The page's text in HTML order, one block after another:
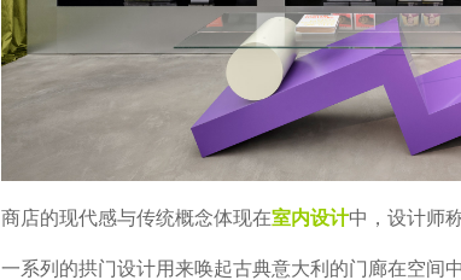
商店的现代感与传统概念体现在室内设计中，设计师
一系列的拱门设计用来唤起古典意大利的门廊在空间